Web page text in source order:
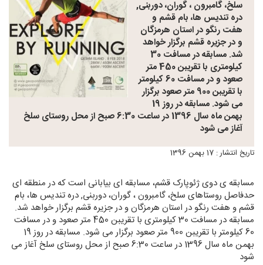
سلخ، گامبرون ، گوران، دوربنی,
دره تندیس ها، بام قشم و
هفت رنگو در استان هرمزگان
و در جزیره قشم برگزار خواهد
شد. مسابقه در مسافت 30
کیلومتری با تقریبن 450 متر
صعود و در مسافت 60 کیلومتر
با تقریبن 900 متر صعود برگزار
می شود. مسابقه در روز 19
بهمن ماه سال 1396 در ساعت 6:30 صبح از محل روستای سلخ
آغاز می شود
تاریخ انتشار : 17 بهمن 1396
مسابقه ی دوی ژئوپارک قشم، مسابقه ای بیابانی است که در منطقه ای
حدفاصل روستاهای سلخ، گامبرون ، گوران، دوربنی, دره تندیس ها، بام
قشم و هفت رنگو در استان هرمزگان و در جزیره قشم برگزار خواهد شد.
مسابقه در مسافت 30 کیلومتری با تقریبن 450 متر صعود و در مسافت
60 کیلومتر با تقریبن 900 متر صعود برگزار می شود. مسابقه در روز 19
بهمن ماه سال 1396 در ساعت 6:30 صبح از محل روستای سلخ آغاز می
شود